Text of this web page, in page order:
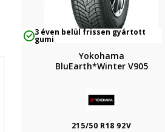
3 éven belül frissen gyártott
gumi
Yokohama
BluEarth*Winter V905
215/50 R18 92V